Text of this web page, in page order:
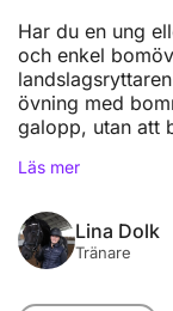
Har du en ung
och enkel
övning med
galopp, utan att
Läs mer
Lina Dolk
Tränare